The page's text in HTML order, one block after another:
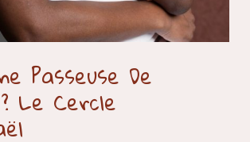
Passeuse De
Le Cercle